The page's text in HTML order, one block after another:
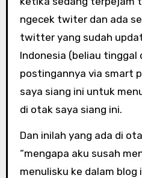
ngecek twiter dan ada
twitter yang sudah
Indonesia (beliau tinggal
postingannya via smart
saya siang ini untuk
di otak saya siang ini.
Dan inilah yang ada di
“mengapa aku susah
menulisku ke dalam blog